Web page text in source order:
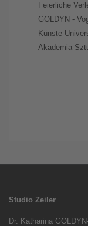
Feierliche
GOLDYN -
Künste
Akademia
Studio Zeiler
Dr. Katharina